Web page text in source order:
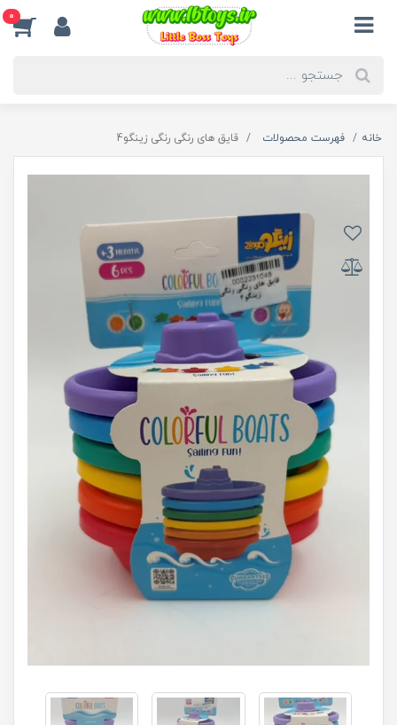
0
خانه فهرست محصولات قایق های رنگی رنگی زینگو4